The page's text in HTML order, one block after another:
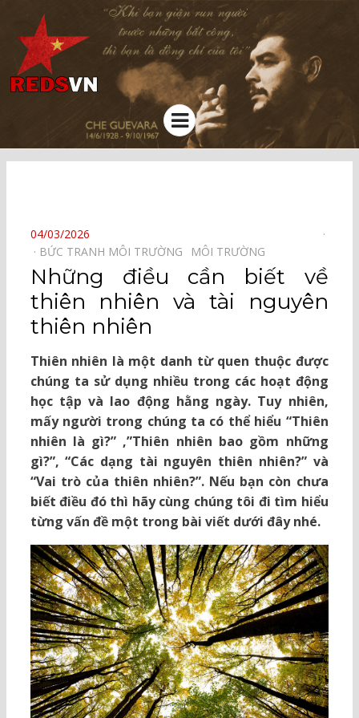
Kênh chia sẻ tri thức cộng đồng
Menu
POSTED
ON
04/03/2026
BỨC TRANH MÔI TRƯỜNG⠀
MÔI TRƯỜNG⠀
Những điều cần biết về
thiên nhiên và tài nguyên
thiên nhiên
Thiên nhiên là một danh từ quen thuộc được
chúng ta sử dụng nhiều trong các hoạt động
học tập và lao động hằng ngày. Tuy nhiên,
mấy người trong chúng ta có thể hiểu “Thiên
nhiên là gì?” ,”Thiên nhiên bao gồm những
gì?”, “Các dạng tài nguyên thiên nhiên?” và
“Vai trò của thiên nhiên?”. Nếu bạn còn chưa
biết điều đó thì hãy cùng chúng tôi đi tìm hiểu
từng vấn đề một trong bài viết dưới đây nhé.